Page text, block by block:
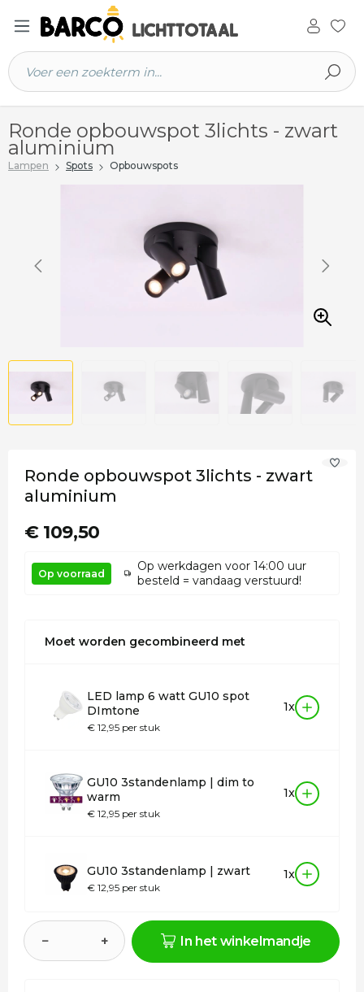
hoofdinhoud
Ronde opbouwspot 3lichts - zwart
aluminium
Lampen Spots Opbouwspots
Ronde opbouwspot 3lichts - zwart
aluminium
€ 109,50
Op voorraad
Op werkdagen voor 14:00 uur
besteld = vandaag verstuurd!
Moet worden gecombineerd met
LED lamp 6 watt GU10 spot
DImtone
€ 12,95 per stuk
1x
GU10 3standenlamp | dim to
warm
€ 12,95 per stuk
1x
GU10 3standenlamp | zwart
€ 12,95 per stuk
1x
− + In het winkelmandje